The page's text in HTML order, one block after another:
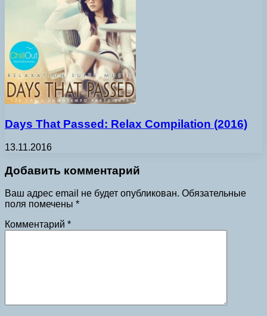
Days That Passed: Relax Compilation (2016)
13.11.2016
Добавить комментарий
Ваш адрес email не будет опубликован. Обязательные
поля помечены *
Комментарий *